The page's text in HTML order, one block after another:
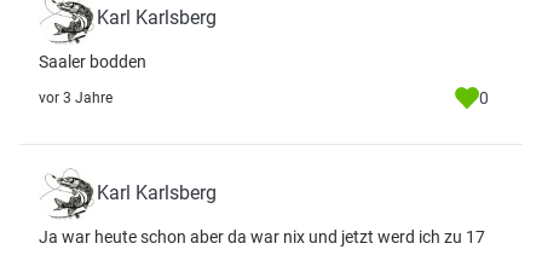
Karl Karlsberg
Saaler bodden
vor 3 Jahre 0
Karl Karlsberg
Ja war heute schon aber da war nix und jetzt werd ich zu 17